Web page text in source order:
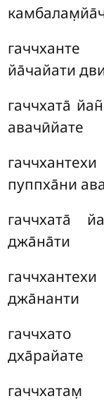
йа̄чайати
гаччхата̄
авачӣйате
пуппха̄ни
гаччхата̄
джа̄на̄ти
джа̄нанти
гаччхато
дха̄райате
гаччхатам̣